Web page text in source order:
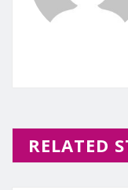
RELATED